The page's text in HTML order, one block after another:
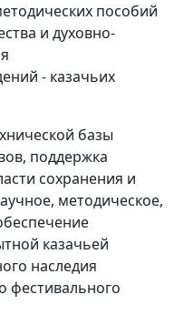
пособий
и духовно-
- казачьих
базы
поддержка
сохранения и
методическое,
казачьей
наследия
фестивального